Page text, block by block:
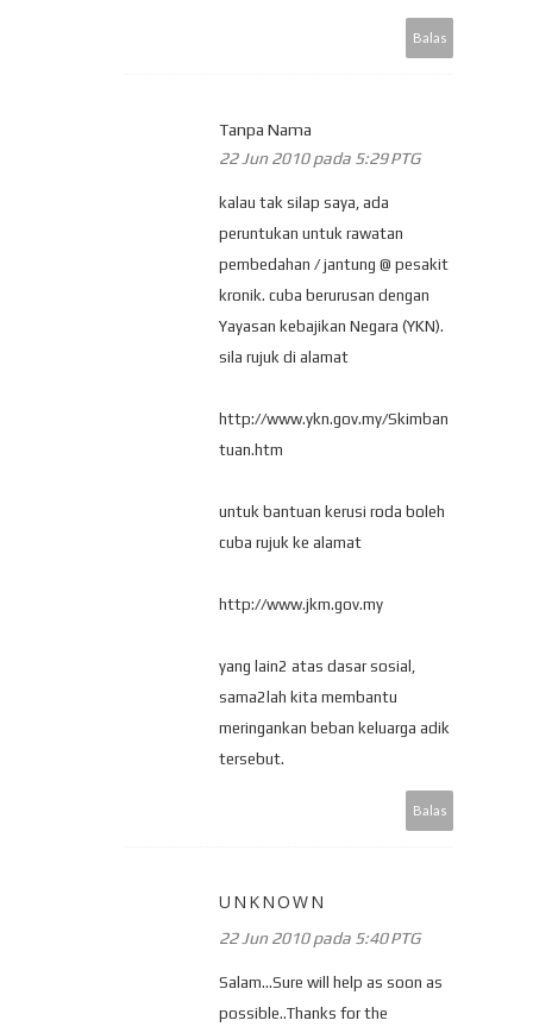
Balas
Tanpa Nama
22 Jun 2010 pada 5:29 PTG
kalau tak silap saya, ada
peruntukan untuk rawatan
pembedahan / jantung @ pesakit
kronik. cuba berurusan dengan
Yayasan kebajikan Negara (YKN).
sila rujuk di alamat
http://www.ykn.gov.my/Skimban
tuan.htm
untuk bantuan kerusi roda boleh
cuba rujuk ke alamat
http://www.jkm.gov.my
yang lain2 atas dasar sosial,
sama2lah kita membantu
meringankan beban keluarga adik
tersebut.
Balas
UNKNOWN
22 Jun 2010 pada 5:40 PTG
Salam...Sure will help as soon as
possible..Thanks for the